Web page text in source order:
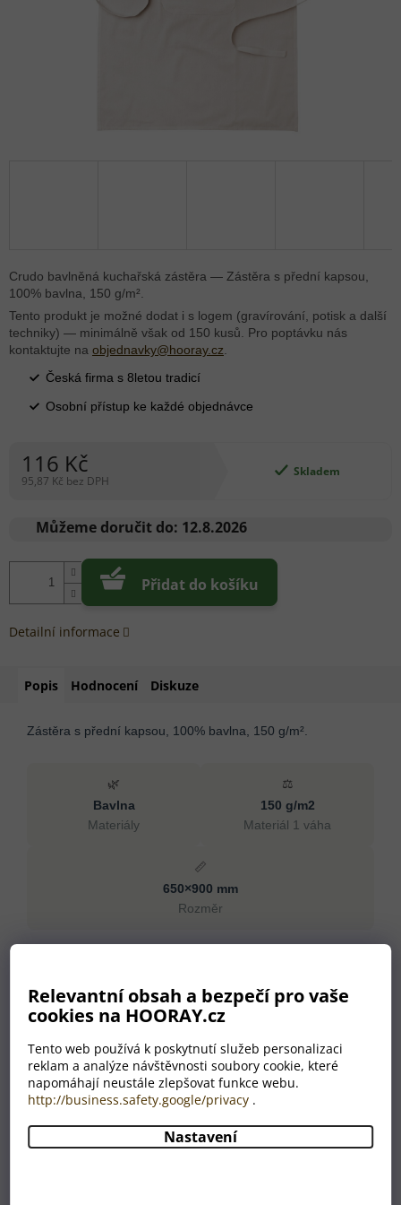
Relevantní obsah a bezpečí pro vaše
cookies na HOORAY.cz
Tento web používá k poskytnutí služeb personalizaci
reklam a analýze návštěvnosti soubory cookie, které
napomáhají neustále zlepšovat funkce webu.
http://business.safety.google/privacy .
Nastavení
116 Kč
95,87 Kč bez DPH
cena:
Skladem
Můžeme doručit do: 12.8.2026
Přidat do košíku
Crudo bavlněná kuchařská zástěra — Zástěra s přední kapsou,
100% bavlna, 150 g/m².
Tento produkt je možné dodat i s logem (gravírování, potisk a další
techniky) — minimálně však od 150 kusů. Pro poptávku nás
kontaktujte na objednavky@hooray.cz.
Česká firma s 8letou tradicí
Osobní přístup ke každé objednávce
Detailní informace
Popis Hodnocení Diskuze
Zástěra s přední kapsou, 100% bavlna, 150 g/m².
🌿
Bavlna
Materiály
⚖️
150 g/m2
Materiál 1 váha
📏
650×900 mm
Rozměr
Materiály
Bavlna
Rozměr
650×900 mm
Materiál 1 váha
150 g/m2
Hmotnost
107 g
Barva
béžová